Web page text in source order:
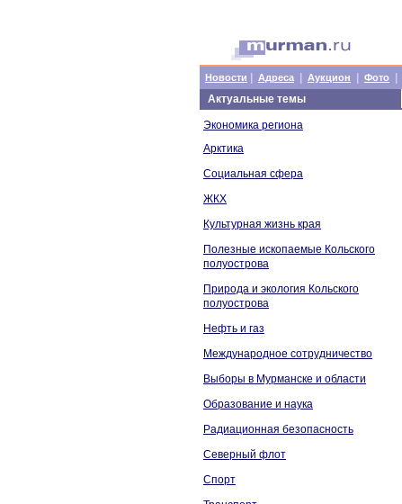
Новости Адреса Аукцион Фото
Актуальные темы
Экономика региона
Арктика
Социальная сфера
ЖКХ
Культурная жизнь края
Полезные ископаемые Кольского
полуострова
Природа и экология Кольского
полуострова
Нефть и газ
Международное сотрудничество
Выборы в Мурманске и области
Образование и наука
Радиационная безопасность
Северный флот
Спорт